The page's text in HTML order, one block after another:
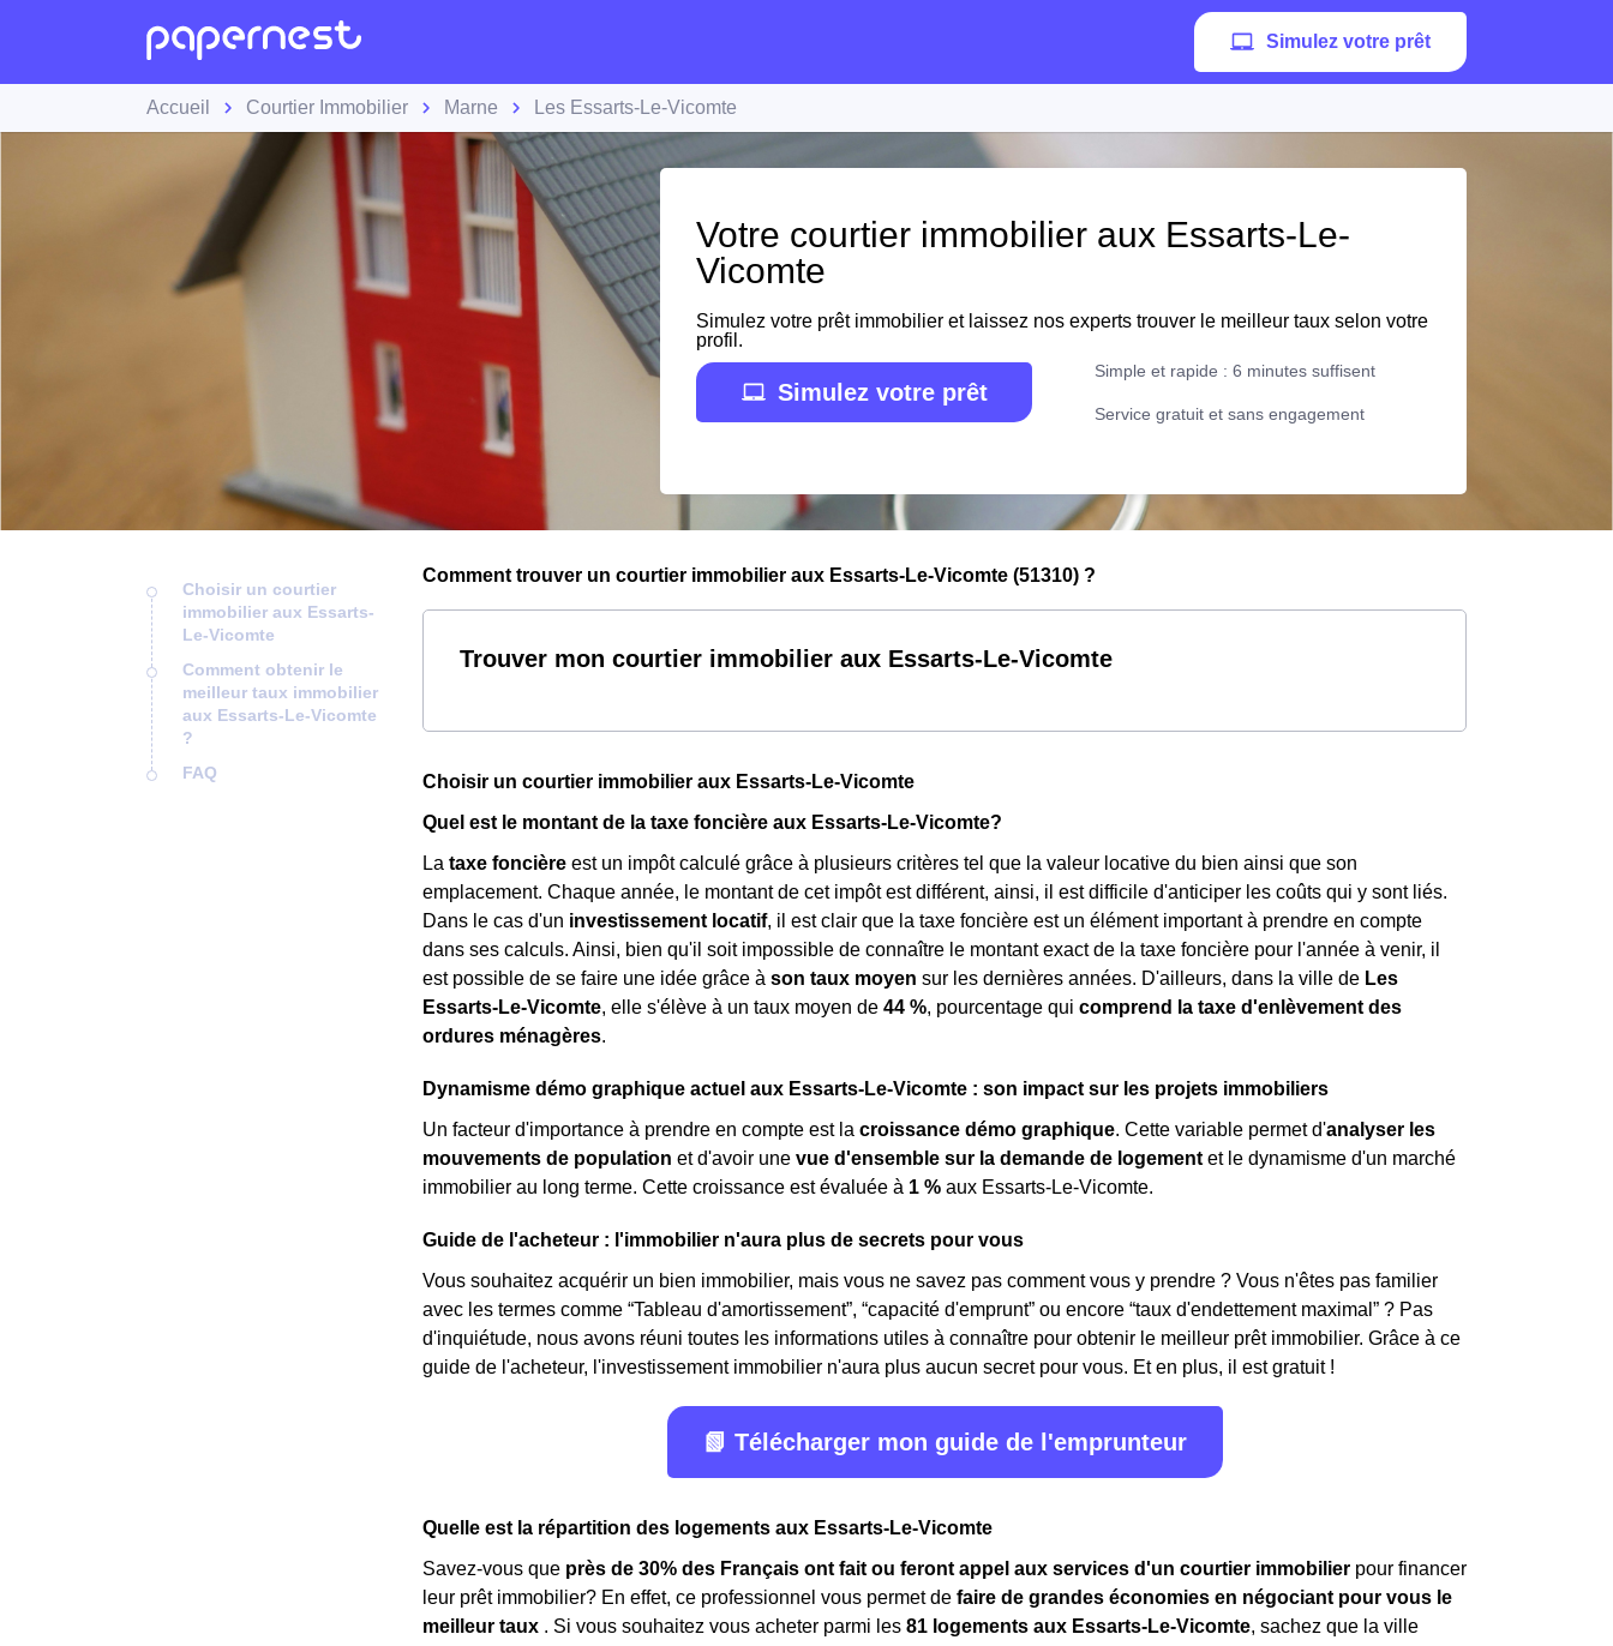
Simulez votre prêt
Accueil Courtier Immobilier Marne Les Essarts-Le-Vicomte
Votre courtier immobilier aux Essarts-Le-
Vicomte
Simulez votre prêt immobilier et laissez nos experts trouver le meilleur taux selon votre
profil.
Simulez votre prêt
Simple et rapide : 6 minutes suffisent
Service gratuit et sans engagement
Choisir un courtier
immobilier aux Essarts-
Le-Vicomte
Comment obtenir le
meilleur taux immobilier
aux Essarts-Le-Vicomte
?
FAQ
Comment trouver un courtier immobilier aux Essarts-Le-Vicomte (51310) ?
Trouver mon courtier immobilier aux Essarts-Le-Vicomte
Choisir un courtier immobilier aux Essarts-Le-Vicomte
Quel est le montant de la taxe foncière aux Essarts-Le-Vicomte?
La taxe foncière est un impôt calculé grâce à plusieurs critères tel que la valeur locative du bien ainsi que son
emplacement. Chaque année, le montant de cet impôt est différent, ainsi, il est difficile d'anticiper les coûts qui y sont liés.
Dans le cas d'un investissement locatif, il est clair que la taxe foncière est un élément important à prendre en compte
dans ses calculs. Ainsi, bien qu'il soit impossible de connaître le montant exact de la taxe foncière pour l'année à venir, il
est possible de se faire une idée grâce à son taux moyen sur les dernières années. D'ailleurs, dans la ville de Les
Essarts-Le-Vicomte, elle s'élève à un taux moyen de 44 %, pourcentage qui comprend la taxe d'enlèvement des
ordures ménagères.
Dynamisme démo graphique actuel aux Essarts-Le-Vicomte : son impact sur les projets immobiliers
Un facteur d'importance à prendre en compte est la croissance démo graphique. Cette variable permet d'analyser les
mouvements de population et d'avoir une vue d'ensemble sur la demande de logement et le dynamisme d'un marché
immobilier au long terme. Cette croissance est évaluée à 1 % aux Essarts-Le-Vicomte.
Guide de l'acheteur : l'immobilier n'aura plus de secrets pour vous
Vous souhaitez acquérir un bien immobilier, mais vous ne savez pas comment vous y prendre ? Vous n'êtes pas familier
avec les termes comme “Tableau d'amortissement”, “capacité d'emprunt” ou encore “taux d'endettement maximal” ? Pas
d'inquiétude, nous avons réuni toutes les informations utiles à connaître pour obtenir le meilleur prêt immobilier. Grâce à ce
guide de l'acheteur, l'investissement immobilier n'aura plus aucun secret pour vous. Et en plus, il est gratuit !
📗 Télécharger mon guide de l'emprunteur
Quelle est la répartition des logements aux Essarts-Le-Vicomte
Savez-vous que près de 30% des Français ont fait ou feront appel aux services d'un courtier immobilier pour financer
leur prêt immobilier? En effet, ce professionnel vous permet de faire de grandes économies en négociant pour vous le
meilleur taux . Si vous souhaitez vous acheter parmi les 81 logements aux Essarts-Le-Vicomte, sachez que la ville